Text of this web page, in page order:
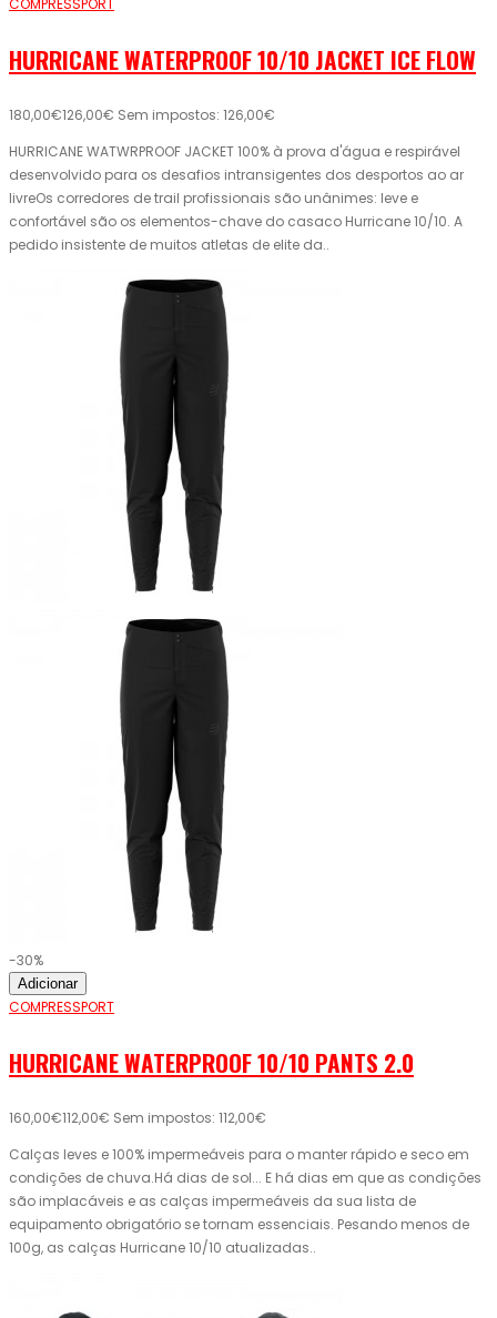
COMPRESSPORT
HURRICANE WATERPROOF 10/10 JACKET ICE FLOW
180,00€126,00€ Sem impostos: 126,00€
HURRICANE WATWRPROOF JACKET 100% à prova d'água e respirável
desenvolvido para os desafios intransigentes dos desportos ao ar
livreOs corredores de trail profissionais são unânimes: leve e
confortável são os elementos-chave do casaco Hurricane 10/10. A
pedido insistente de muitos atletas de elite da..
-30%
Adicionar
COMPRESSPORT
HURRICANE WATERPROOF 10/10 PANTS 2.0
160,00€112,00€ Sem impostos: 112,00€
Calças leves e 100% impermeáveis ​​para o manter rápido e seco em
condições de chuva.Há dias de sol... E há dias em que as condições
são implacáveis ​​e as calças impermeáveis ​​da sua lista de
equipamento obrigatório se tornam essenciais. Pesando menos de
100g, as calças Hurricane 10/10 atualizadas..